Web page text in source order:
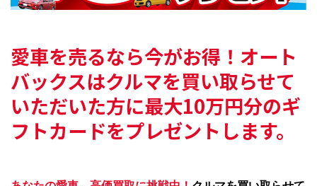
愛車を売るなら今がお得！ オート
バックスはクルマを買い取らせて
いただいた方に最大10万円分のギ
フトカードをプレゼントします。